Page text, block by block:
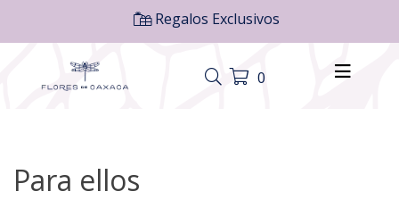
Regalos Exclusivos
0
Para ellos